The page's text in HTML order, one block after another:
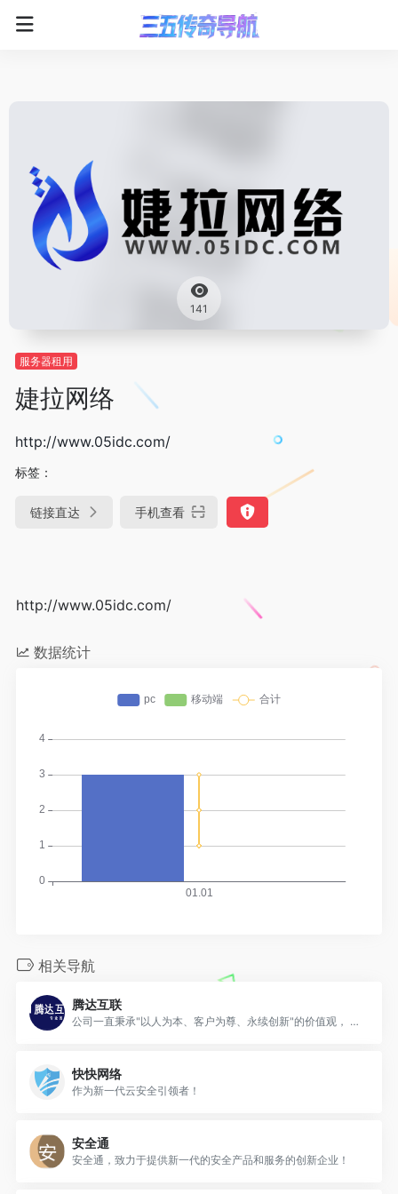
141
服务器租用
婕拉网络
http://www.05idc.com/
标签：
链接直达 手机查看
http://www.05idc.com/
数据统计
相关导航
腾达互联
公司一直秉承"以人为本、客户为尊、永续创新"的价值观， 坚持"以微笑收获友善， 以尊重收获理解，以责任收获支持，
快快网络
作为新一代云安全引领者！
安全通
安全通，致力于提供新一代的安全产品和服务的创新企业！